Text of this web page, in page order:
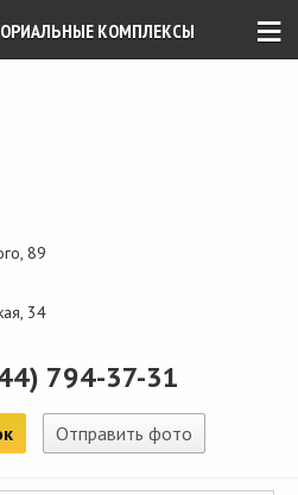
≡
КОМПЛЕКСЫ
89
34
794-37-31
Отправить фото